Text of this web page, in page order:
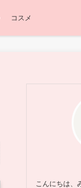
コスメ
こんにちは、